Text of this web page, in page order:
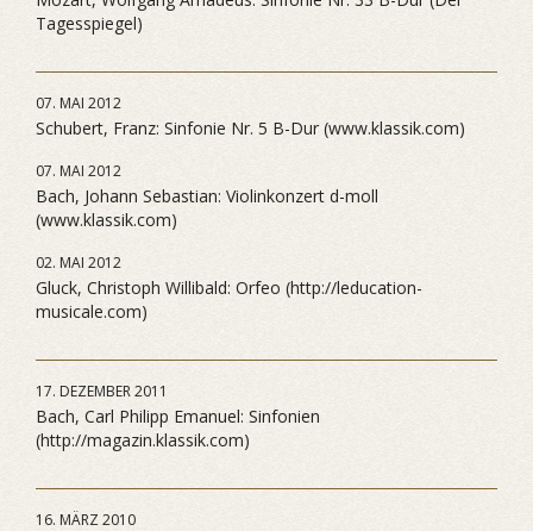
Tagesspiegel)
07. MAI 2012
Schubert, Franz: Sinfonie Nr. 5 B-Dur (www.klassik.com)
07. MAI 2012
Bach, Johann Sebastian: Violinkonzert d-moll
(www.klassik.com)
02. MAI 2012
Gluck, Christoph Willibald: Orfeo (http://leducation-
musicale.com)
17. DEZEMBER 2011
Bach, Carl Philipp Emanuel: Sinfonien
(http://magazin.klassik.com)
16. MÄRZ 2010